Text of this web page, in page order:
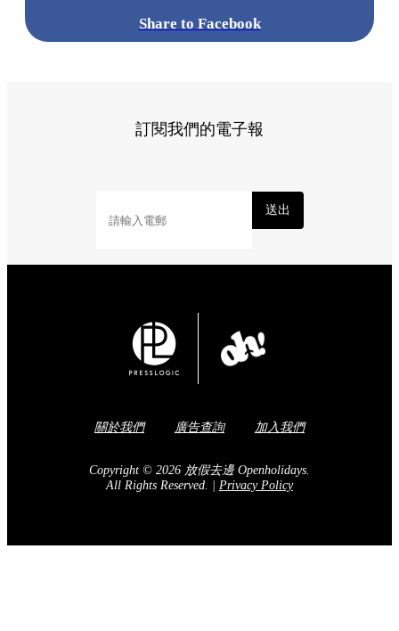
Share to Facebook
訂閱我們的電子報
送出
關於我們 廣告查詢 加入我們
Copyright © 2026 放假去邊 Openholidays.
All Rights Reserved.
Privacy Policy